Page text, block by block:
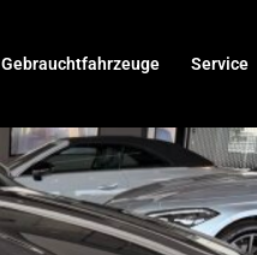
Gebrauchtfahrzeuge Service